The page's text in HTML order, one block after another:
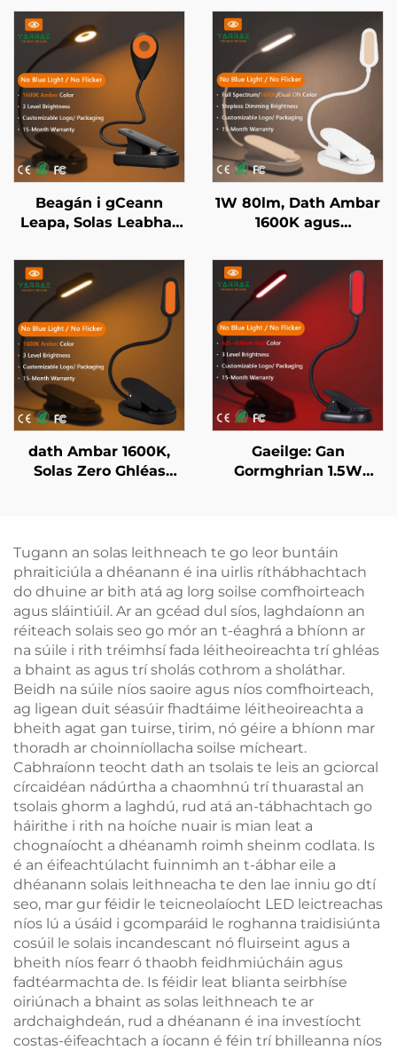
Beagán i gCeann
Leapa, Solas Leabhar
Gan Aon Ghléas Gorm,
Solas Leabhar LED
Corp Eile Dhubh
1W 80lm, Dath Ambar
1600K agus
Gan Ghléas Gorm ná
Scintillíocht, Solas
Leabhar LED le Corp
Bán
dath Ambar 1600K,
Solas Zero Ghléas
Gaeilge: Gan
Gormghrian 1.5W
Dath 3 Leibhéal Is
Soilse Soirleac Black
Tugann an solas leithneach te go leor buntáin
phraiticiúla a dhéanann é ina uirlis ríthábhachtach
do dhuine ar bith atá ag lorg soilse comfhoirteach
agus sláintiúil. Ar an gcéad dul síos, laghdaíonn an
réiteach solais seo go mór an t-éaghrá a bhíonn ar
na súile i rith tréimhsí fada léitheoireachta trí ghléas
a bhaint as agus trí sholás cothrom a sholáthar.
Beidh na súile níos saoire agus níos comfhoirteach,
ag ligean duit séasúir fhadtáime léitheoireachta a
bheith agat gan tuirse, tirim, nó géire a bhíonn mar
thoradh ar choinníollacha soilse mícheart.
Cabhraíonn teocht dath an tsolais te leis an gciorcal
círcaidéan nádúrtha a chaomhnú trí thuarastal an
tsolais ghorm a laghdú, rud atá an-tábhachtach go
háirithe i rith na hoíche nuair is mian leat a
chognaíocht a dhéanamh roimh sheinm codlata. Is
é an éifeachtúlacht fuinnimh an t-ábhar eile a
dhéanann solais leithneacha te den lae inniu go dtí
seo, mar gur féidir le teicneolaíocht LED leictreachas
níos lú a úsáid i gcomparáid le roghanna traidisiúnta
cosúil le solais incandescant nó fluirseint agus a
bheith níos fearr ó thaobh feidhmiúcháin agus
fadtéarmachta de. Is féidir leat blianta seirbhíse
oiriúnach a bhaint as solas leithneach te ar
ardchaighdeán, rud a dhéanann é ina investíocht
costas-éifeachtach a íocann é féin trí bhilleanna níos